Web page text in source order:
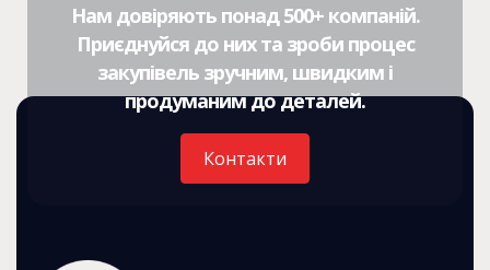
Нам довіряють понад 500+ компаній.
Приєднуйся до них та зроби процес
закупівель зручним, швидким і
продуманим до деталей.
Контакти